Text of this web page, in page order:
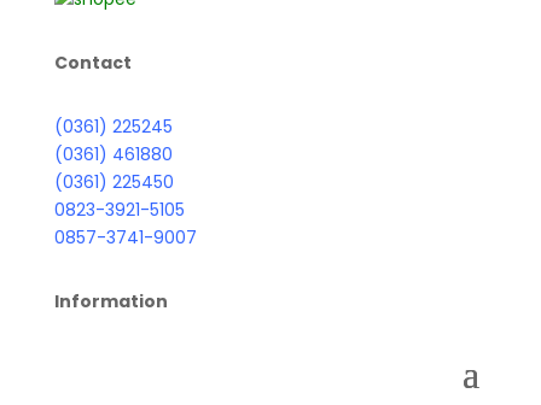
Contact
(0361) 225245
(0361) 461880
(0361) 225450
0823-3921-5105
0857-3741-9007
Information